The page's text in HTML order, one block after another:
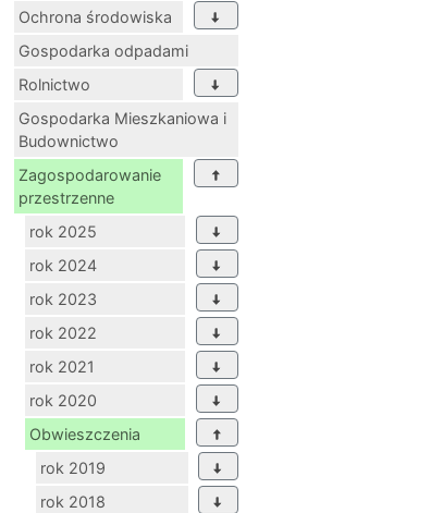
Ochrona środowiska
Gospodarka odpadami
Rolnictwo
Gospodarka Mieszkaniowa i
Budownictwo
Zagospodarowanie
przestrzenne
rok 2025
rok 2024
rok 2023
rok 2022
rok 2021
rok 2020
Obwieszczenia
rok 2019
rok 2018